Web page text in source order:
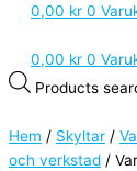
0,00 kr 0
0,00 kr 0
Products
Hem / Skyltar /
och verkstad /